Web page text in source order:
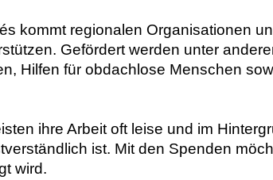
kommt regionalen Organisationen
Gefördert werden unter
Hilfen für obdachlose Menschen
ihre Arbeit oft leise und im
ist. Mit den Spenden
wird.